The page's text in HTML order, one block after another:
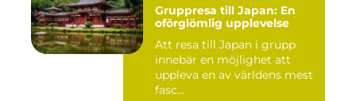
Gruppresa till Japan: En
oförglömlig upplevelse
Att resa till Japan i grupp
innebär en möjlighet att
uppleva en av världens mest
fasc...